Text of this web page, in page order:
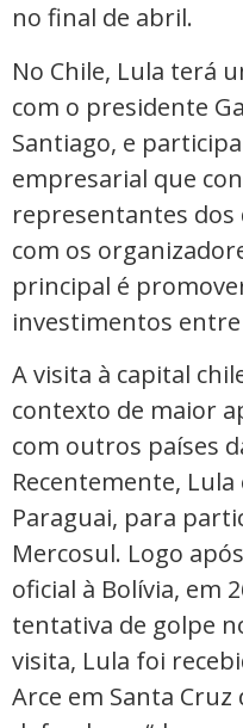
no final de abril.
No Chile, Lula terá
com o presidente
Santiago, e
empresarial que
representantes dos
com os
principal é
investimentos entre
A visita à capital
contexto de maior
com outros países
Recentemente,
Paraguai, para
Mercosul. Logo
oficial à Bolívia, em
tentativa de golpe
visita, Lula foi
Arce em Santa Cruz